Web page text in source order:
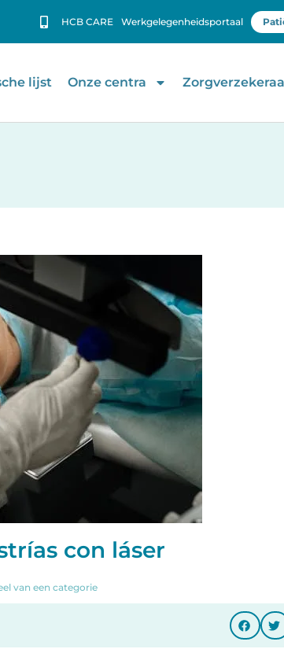
HCB CARE Werkgelegenheidsportaal
lijst Onze centra
con láser
van een categorie